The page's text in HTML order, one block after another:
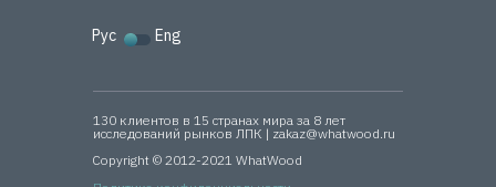
130 клиентов в 15 странах мира за 8 лет
исследований рынков ЛПК | zakaz@whatwood.ru
Copyright © 2012-2021 WhatWood
Рус Eng